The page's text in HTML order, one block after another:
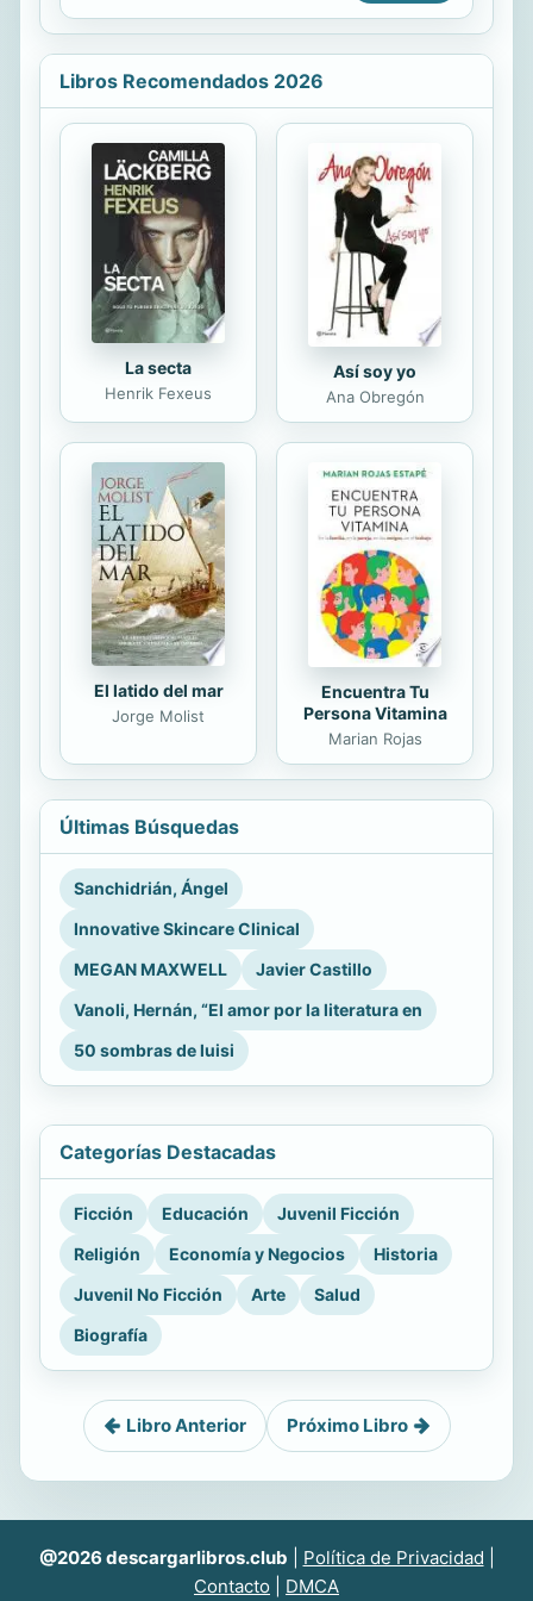
del reino de Maraban... Aquel jeque
desierto en su jet privado, y allí la
trató como a una princesa y no como
a una empleada. Sin embargo, ella
sabía que nunca podría ser una
princesa de verdad. Khalim tenía que
casarse con la mujer adecuada y vivir
cumpliendo con su deber de rey.
Pero ahora se necesitaban el uno al
otro, sin poder evitarlo. Todo ...
Libros Recomendados 2026
La secta
Henrik Fexeus
Así soy yo
Ana Obregón
El latido del mar
Jorge Molist
Encuentra Tu
Persona Vitamina
Marian Rojas
Últimas Búsquedas
Sanchidrián, Ángel
Innovative Skincare Clinical
MEGAN MAXWELL
Javier Castillo
Vanoli, Hernán, “El amor por la literatura en
50 sombras de luisi
Categorías Destacadas
Ficción Educación
Juvenil Ficción
Religión
Economía y Negocios
Historia
Juvenil No Ficción
Arte
Salud
Biografía
Libro Anterior Próximo Libro
@2026 descargarlibros.club Política de Privacidad
Contacto
DMCA